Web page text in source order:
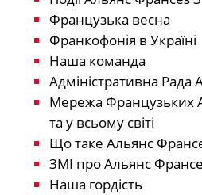
Французька весна
Франкофонія в Україні
Наша команда
Адміністративна Рада
Мережа Французьких
та у всьому світі
Що таке Альянс
ЗМІ про Альянс
Наша гордість